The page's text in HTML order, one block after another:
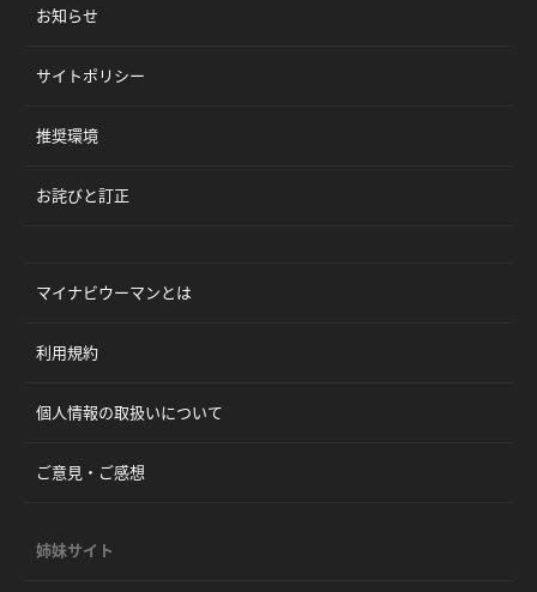
お知らせ
サイトポリシー
推奨環境
お詫びと訂正
マイナビウーマンとは
利用規約
個人情報の取扱いについて
ご意見・ご感想
姉妹サイト